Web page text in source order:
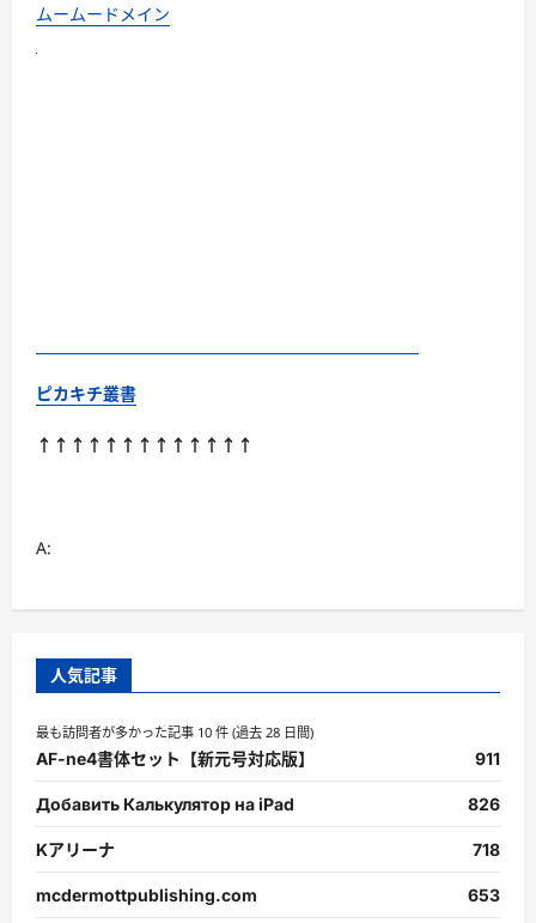
ムームードメイン
ピカキチ叢書
↑↑↑↑↑↑↑↑↑↑↑↑↑
A:
人気記事
最も訪問者が多かった記事 10 件 (過去 28 日間)
AF-ne4書体セット【新元号対応版】 911
Добавить Калькулятор на iPad 826
Kアリーナ 718
mcdermottpublishing.com 653